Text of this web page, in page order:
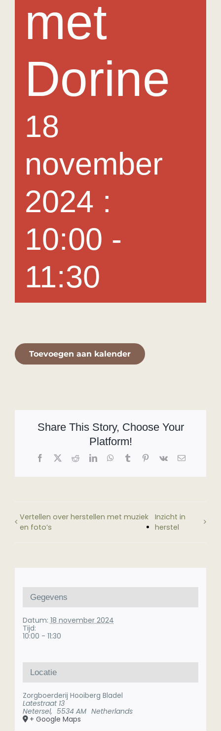
Medewerkers
met
Dorine
18
november
2024 :
10:00 -
11:30
Toevoegen aan kalender
Share This Story, Choose Your
Platform!
Facebook
X RedditLinkedInWhatsApp
TumblrPinterest
Vk
E-
Vertellen over herstellen met muziek
en foto’s
Inzicht in
herstel
Gegevens
Datum: 18 november 2024
Tijd:
10:00 - 11:30
Locatie
Zorgboerderij Hooiberg Bladel
Latestraat 13
Netersel, 5534 AM Netherlands
+ Google Maps